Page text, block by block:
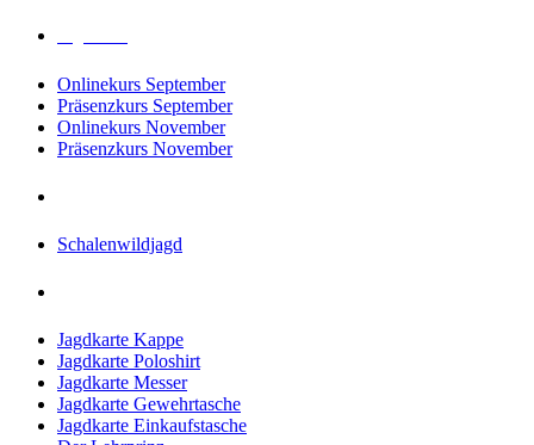
Onlinekurs September
Präsenzkurs September
Onlinekurs November
Präsenzkurs November
Schalenwildjagd
Jagdkarte Kappe
Jagdkarte Poloshirt
Jagdkarte Messer
Jagdkarte Gewehrtasche
Jagdkarte Einkaufstasche